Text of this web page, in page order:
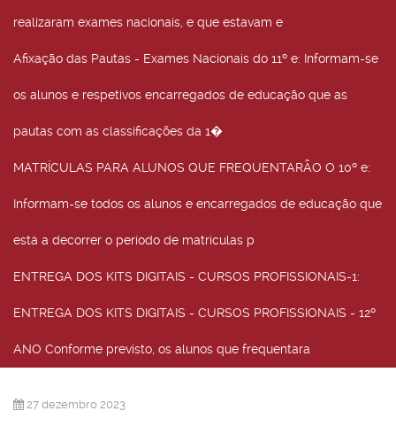
realizaram exames nacionais, e que estavam e
Afixação das Pautas - Exames Nacionais do 11º e: Informam-se
os alunos e respetivos encarregados de educação que as
pautas com as classificações da 1�
MATRÍCULAS PARA ALUNOS QUE FREQUENTARÃO O 10º e:
Informam-se todos os alunos e encarregados de educação que
está a decorrer o período de matrículas p
ENTREGA DOS KITS DIGITAIS - CURSOS PROFISSIONAIS-1:
ENTREGA DOS KITS DIGITAIS - CURSOS PROFISSIONAIS - 12º
ANO Conforme previsto, os alunos que frequentara
27 dezembro 2023